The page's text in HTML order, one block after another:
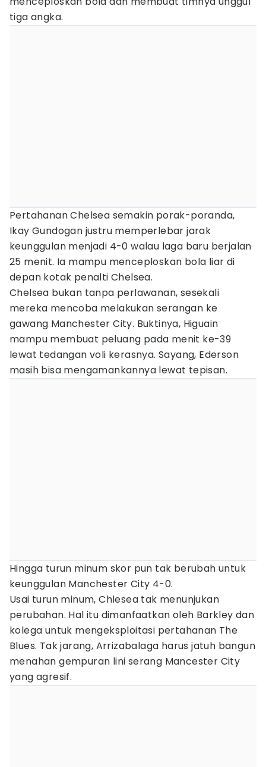
tiga angka.
Pertahanan Chelsea semakin porak-poranda,
Ikay Gundogan justru memperlebar jarak
keunggulan menjadi 4-0 walau laga baru berjalan
25 menit. Ia mampu menceploskan bola liar di
depan kotak penalti Chelsea.
Chelsea bukan tanpa perlawanan, sesekali
mereka mencoba melakukan serangan ke
gawang Manchester City. Buktinya, Higuain
mampu membuat peluang pada menit ke-39
lewat tedangan voli kerasnya. Sayang, Ederson
masih bisa mengamankannya lewat tepisan.
Hingga turun minum skor pun tak berubah untuk
keunggulan Manchester City 4-0.
Usai turun minum, Chlesea tak menunjukan
perubahan. Hal itu dimanfaatkan oleh Barkley dan
kolega untuk mengeksploitasi pertahanan The
Blues. Tak jarang, Arrizabalaga harus jatuh bangun
menahan gempuran lini serang Mancester City
yang agresif.